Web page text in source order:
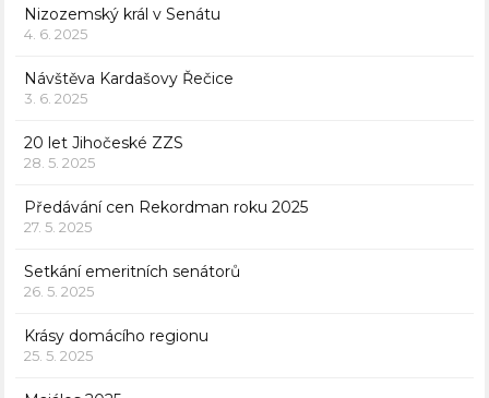
Nizozemský král v Senátu
4. 6. 2025
Návštěva Kardašovy Řečice
3. 6. 2025
20 let Jihočeské ZZS
28. 5. 2025
Předávání cen Rekordman roku 2025
27. 5. 2025
Setkání emeritních senátorů
26. 5. 2025
Krásy domácího regionu
25. 5. 2025